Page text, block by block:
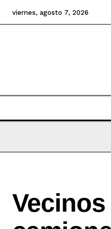
viernes, agosto 7, 2026